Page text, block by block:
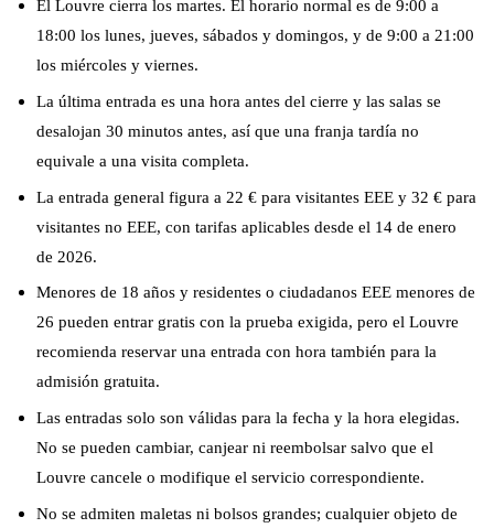
El Louvre cierra los martes. El horario normal es de 9:00 a
18:00 los lunes, jueves, sábados y domingos, y de 9:00 a 21:00
los miércoles y viernes.
La última entrada es una hora antes del cierre y las salas se
desalojan 30 minutos antes, así que una franja tardía no
equivale a una visita completa.
La entrada general figura a 22 € para visitantes EEE y 32 € para
visitantes no EEE, con tarifas aplicables desde el 14 de enero
de 2026.
Menores de 18 años y residentes o ciudadanos EEE menores de
26 pueden entrar gratis con la prueba exigida, pero el Louvre
recomienda reservar una entrada con hora también para la
admisión gratuita.
Las entradas solo son válidas para la fecha y la hora elegidas.
No se pueden cambiar, canjear ni reembolsar salvo que el
Louvre cancele o modifique el servicio correspondiente.
No se admiten maletas ni bolsos grandes; cualquier objeto de